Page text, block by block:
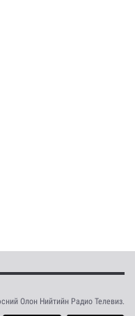
Олон Нийтийн Радио Телевиз.